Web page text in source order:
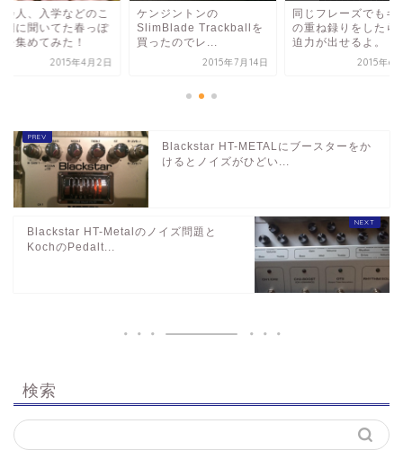
ジントンの
Trackballを
たのでレ...
2015年7月14日
同じフレーズでもギター
の重ね録りをしたら曲に
迫力が出せるよ。
2015年6月12日
新社会人、入学など
の時期に聞いてた春
い曲を集めてみた！
2015年4
Blackstar HT-METALにブースターをか
けるとノイズがひどい...
Blackstar HT-Metalのノイズ問題と
KochのPedalt...
検索